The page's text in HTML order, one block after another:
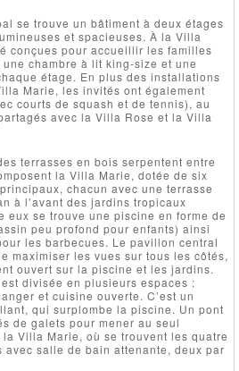
se trouve un bâtiment à deux étages
et spacieuses. À la Villa
conçues pour accueillir les familles
chambre à lit king-size et une
étage. En plus des installations
Marie, les invités ont également
courts de squash et de tennis), au
avec la Villa Rose et la Villa
terrasses en bois serpentent entre
la Villa Marie, dotée de six
chacun avec une terrasse
à l’avant des jardins tropicaux
eux se trouve une piscine en forme de
peu profond pour enfants) ainsi
les barbecues. Le pavillon central
maximiser les vues sur tous les côtés,
ouvert sur la piscine et les jardins.
divisée en plusieurs espaces :
et cuisine ouverte. C’est un
qui surplombe la piscine. Un pont
de galets pour mener au seul
Villa Marie, où se trouvent les quatre
avec salle de bain attenante, deux par